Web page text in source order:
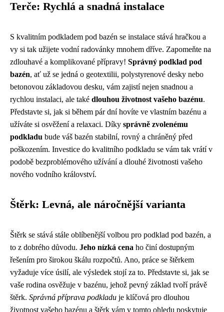
Terče: Rychlá a snadná instalace
S kvalitním podkladem pod bazén se instalace stává hračkou a
vy si tak užijete vodní radovánky mnohem dříve. Zapomeňte na
zdlouhavé a komplikované přípravy! Správný podklad pod
bazén, ať už se jedná o geotextilii, polystyrenové desky nebo
betonovou základovou desku, vám zajistí nejen snadnou a
rychlou instalaci, ale také dlouhou životnost vašeho bazénu.
Představte si, jak si během pár dní hovíte ve vlastním bazénu a
užíváte si osvěžení a relaxaci. Díky správně zvolenému
podkladu bude váš bazén stabilní, rovný a chráněný před
poškozením. Investice do kvalitního podkladu se vám tak vrátí v
podobě bezproblémového užívání a dlouhé životnosti vašeho
nového vodního království.
Štěrk: Levná, ale náročnější varianta
Štěrk se stává stále oblíbenější volbou pro podklad pod bazén, a
to z dobrého důvodu. Jeho nízká cena ho činí dostupným
řešením pro širokou škálu rozpočtů. Ano, práce se štěrkem
vyžaduje více úsilí, ale výsledek stojí za to. Představte si, jak se
vaše rodina osvěžuje v bazénu, jehož pevný základ tvoří právě
štěrk. Správná příprava podkladu je klíčová pro dlouhou
životnost vašeho bazénu a štěrk vám v tomto ohledu poskytuje